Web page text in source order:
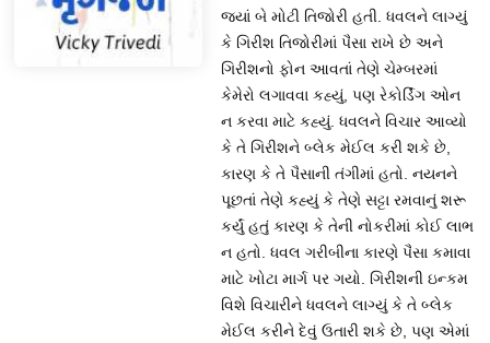
જ્યાં બે મોટી તિજોરી હતી. ધવલને લાગ્યું
કે ગિરીશ તિજોરીમાં પૈસા રાખે છે અને
ગિરીશનો ફોન આવતાં તેણે ચેમ્બરમાં
કેમેરો લગાવવા કહ્યું, પણ રેકોર્ડિંગ ઓન
ન કરવા માટે કહ્યું. ધવલને વિચાર આવ્યો
કે તે ગિરીશને બ્લેક મેઈલ કરી શકે છે,
કારણ કે તે પૈસાની તંગીમાં હતો. નયનને
પૂછતાં તેણે કહ્યું કે તેણે સટ્ટા રમવાનું શરૂ
કર્યું હતું કારણ કે તેની નોકરીમાં કોઈ લાભ
ન હતો. ધવલ ગરીબીના કારણે પૈસા કમાવા
માટે ખોટા માર્ગ પર ગયો. ગિરીશની ઇન્કમ
વિશે વિચારીને ધવલને લાગ્યું કે તે બ્લેક
મેઈલ કરીને દેવું ઉતારી શકે છે, પણ એમાં